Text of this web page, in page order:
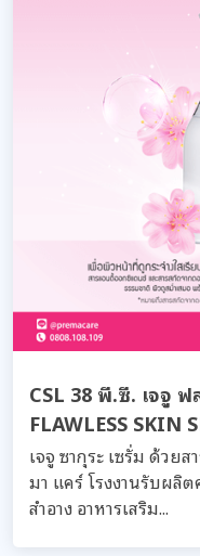
CSL 38 พี.ซี. เจจู ฟ
FLAWLESS SKIN
เจจู ซากุระ เซรั่ม ด้วย
มา แคร์ โรงงานรับผลิต
สำอาง อาหารเสริม...